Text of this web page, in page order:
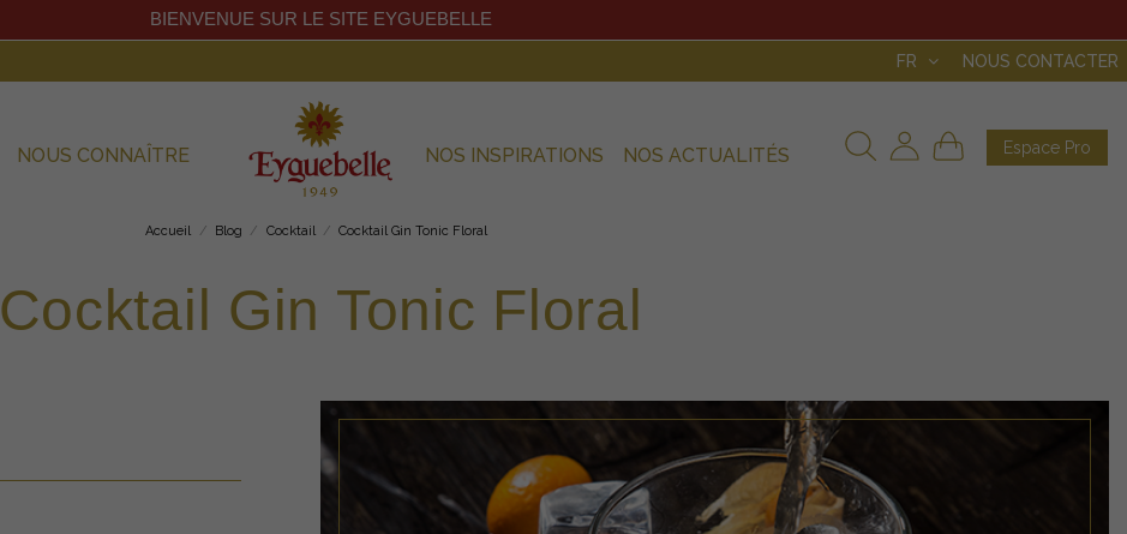
FR NOUS CONTACTER
Espace Pro
NOUS CONNAÎTRE NOS INSPIRATIONS NOS ACTUALITÉS
BIENVENUE SUR LE SITE EYGUEBELLE
Accueil Blog Cocktail Cocktail Gin Tonic Floral
Cocktail Gin Tonic Floral